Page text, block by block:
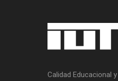
Calidad Educacional